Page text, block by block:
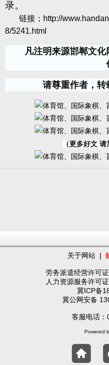
录。
链接； http://
8/5241.html
凡注明来源邯郸文
请尊重作者，
（更多好文 请
关于网站 |
劳务派遣经营许可
人力资源服务许可
冀ICP备
冀公网安备
客服电话
Powered